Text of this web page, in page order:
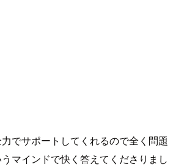
でサポートしてくれるので全く問題
マインドで快く答えてくださりまし